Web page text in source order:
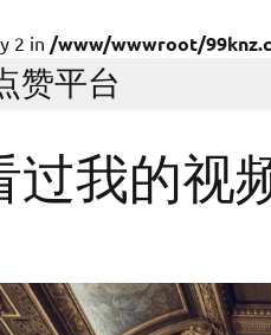
2 in /www/wwwroot/
赞平台
过我的